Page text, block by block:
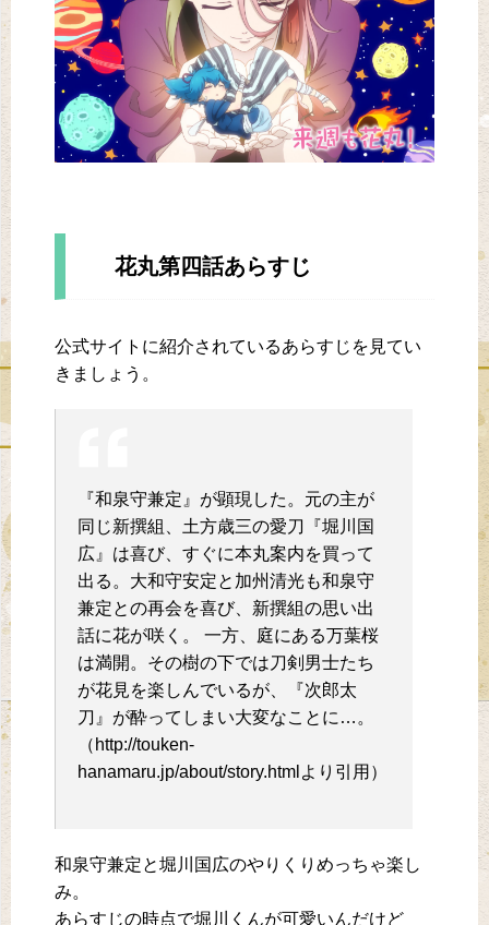
花丸第四話あらすじ
公式サイトに紹介されているあらすじを見てい
きましょう。
『和泉守兼定』が顕現した。元の主が
同じ新撰組、土方歳三の愛刀『堀川国
広』は喜び、すぐに本丸案内を買って
出る。大和守安定と加州清光も和泉守
兼定との再会を喜び、新撰組の思い出
話に花が咲く。 一方、庭にある万葉桜
は満開。その樹の下では刀剣男士たち
が花見を楽しんでいるが、『次郎太
刀』が酔ってしまい大変なことに…。
（http://touken-
hanamaru.jp/about/story.htmlより引用）
和泉守兼定と堀川国広のやりくりめっちゃ楽し
み。
あらすじの時点で堀川くんが可愛いんだけど